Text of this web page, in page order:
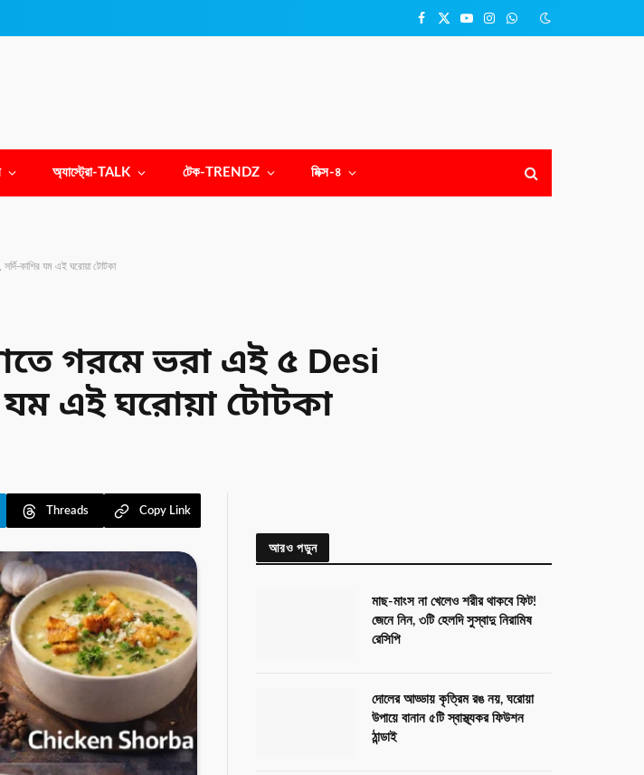
Facebook
X
YouTubeInstagram
WhatsApp
অ্যাস্ট্রো-TALK টেক-TRENDZ মিক্স-৪
কাশির যম এই ঘরোয়া টোটকা
গরমে ভরা এই ৫ Desi
যম এই ঘরোয়া টোটকা
Threads Copy Link
আরও পড়ুন
মাছ-মাংস না খেলেও শরীর থাকবে ফিট!
জেনে নিন, ৩টি হেলদি সুস্বাদু নিরামিষ
রেসিপি
দোলের আড্ডায় কৃত্রিম রঙ নয়, ঘরোয়া
উপায়ে বানান ৫টি স্বাস্থ্যকর ফিউশন
ঠান্ডাই